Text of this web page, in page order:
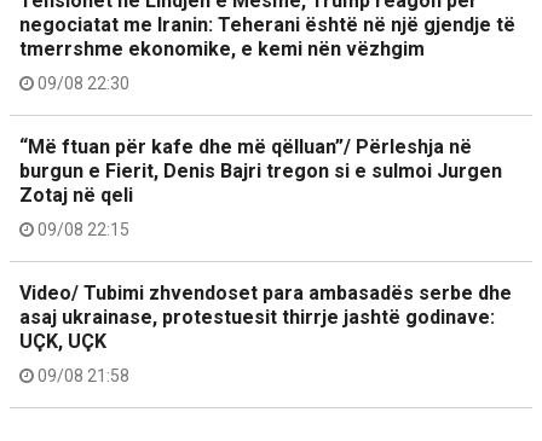
negociatat me Iranin: Teherani është në një gjendje të
tmerrshme ekonomike, e kemi nën vëzhgim
09/08 22:30
“Më ftuan për kafe dhe më qëlluan”/ Përleshja në
burgun e Fierit, Denis Bajri tregon si e sulmoi Jurgen
Zotaj në qeli
09/08 22:15
Video/ Tubimi zhvendoset para ambasadës serbe dhe
asaj ukrainase, protestuesit thirrje jashtë godinave:
UÇK, UÇK
09/08 21:58